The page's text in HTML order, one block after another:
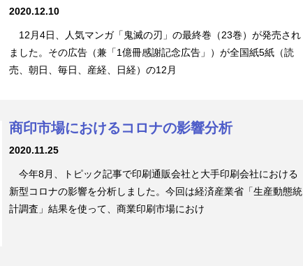
2020.12.10
12月4日、人気マンガ「鬼滅の刃」の最終巻（23巻）が発売され
ました。その広告（兼「1億冊感謝記念広告」）が全国紙5紙（読
売、朝日、毎日、産経、日経）の12月
商印市場におけるコロナの影響分析
2020.11.25
今年8月、トピック記事で印刷通販会社と大手印刷会社における
新型コロナの影響を分析しました。今回は経済産業省「生産動態統
計調査」結果を使って、商業印刷市場におけ